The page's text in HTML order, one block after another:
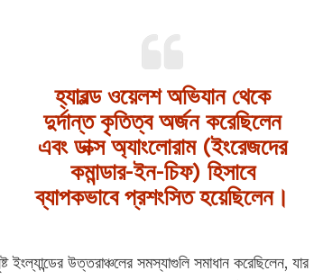
হ্যারল্ড ওয়েলশ অভিযান থেকে
দুর্দান্ত কৃতিত্ব অর্জন করেছিলেন
এবং ডাক্স অ্যাংলোরাম (ইংরেজদের
কমান্ডার-ইন-চিফ) হিসাবে
ব্যাপকভাবে প্রশংসিত হয়েছিলেন।
ইংল্যান্ডের উত্তরাঞ্চলের সমস্যাগুলি সমাধান করেছিলেন, যার